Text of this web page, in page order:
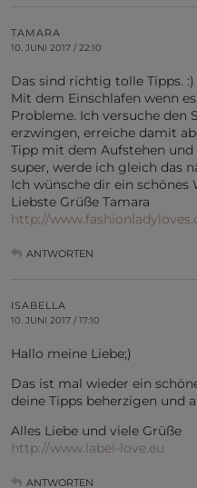
TAMARA
10. JUNI 2017 / 22:10
Das sind richtig tolle Tipps. :)
Mit dem Einschlafen wenn
Probleme. Ich versuche den
erzwingen, erreiche damit
Tipp mit dem Aufstehen
super, werde ich gleich das
Ich wünsche dir ein schönes
Liebste Grüße Tamara
http://
ANTWORTEN
ISABELLA
10. JUNI 2017 / 17:10
Hallo meine Liebe;)
Das ist mal wieder ein
deine Tipps beherzigen und
Alles Liebe und viele Grüße
http://www.label-love.eu
ANTWORTEN